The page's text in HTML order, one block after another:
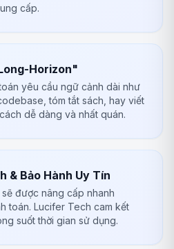
cấp.
Horizon"
yêu cầu ngữ cảnh dài như
tóm tắt sách, hay viết
dễ dàng và nhất quán.
& Bảo Hành Uy Tín
được nâng cấp nhanh
toán. Lucifer Tech cam kết
suốt thời gian sử dụng.